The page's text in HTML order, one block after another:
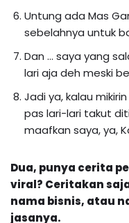
Untung ada Mas
sebelahnya untuk
Dan … saya yang
lari aja deh meski
Jadi ya, kalau
pas lari-lari takut
maafkan saya, ya,
Dua, punya cerita
viral? Ceritakan
nama bisnis, atau
jasanya.